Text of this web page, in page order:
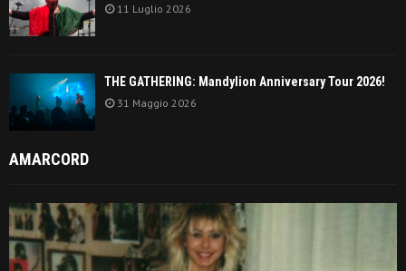
11 Luglio 2026
THE GATHERING: Mandylion Anniversary Tour 2026!
31 Maggio 2026
AMARCORD